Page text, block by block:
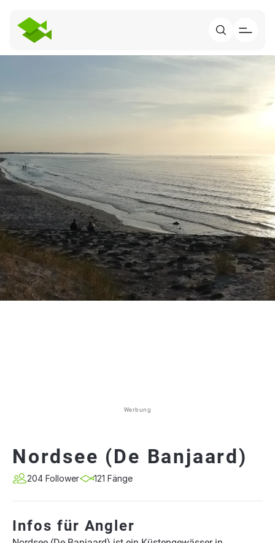
Werbung
Nordsee (De Banjaard)
204 Follower 121 Fänge
Infos für Angler